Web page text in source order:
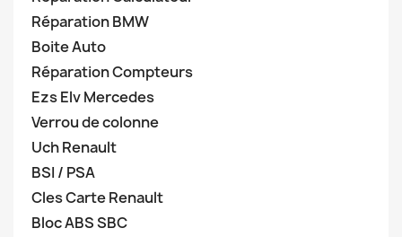
Réparation BMW
Boite Auto
Réparation Compteurs
Ezs Elv Mercedes
Verrou de colonne
Uch Renault
BSI / PSA
Cles Carte Renault
Bloc ABS SBC